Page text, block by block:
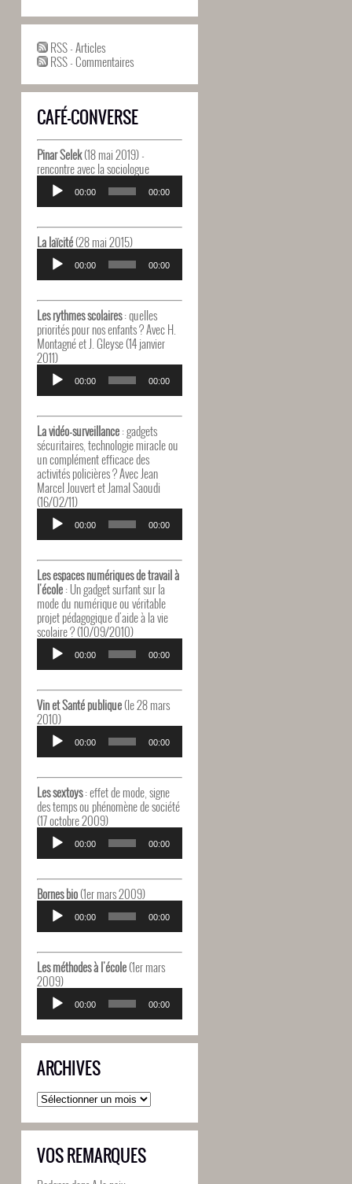
RSS - Articles
RSS - Commentaires
CAFÉ-CONVERSE
Pinar Selek(18 mai 2019) -
rencontre avec la sociologue
Lecteur
audio
00:00 00:00
La laïcité(28 mai 2015)
Lecteur
audio
00:00 00:00
Les rythmes scolaires: quelles
priorités pour nos enfants ? Avec H.
Montagné et J. Gleyse (14 janvier
2011)
Lecteur
audio
00:00 00:00
La vidéo-surveillance: gadgets
sécuritaires, technologie miracle ou
un complément efficace des
activités policières ? Avec Jean
Marcel Jouvert et Jamal Saoudi
(16/02/11)
Lecteur
audio
00:00 00:00
Les espaces numériques de travail à
l'école: Un gadget surfant sur la
mode du numérique ou véritable
projet pédagogique d'aide à la vie
scolaire ? (10/09/2010)
Lecteur
audio
00:00 00:00
Vin et Santé publique(le 28 mars
2010)
Lecteur
audio
00:00 00:00
Les sextoys: effet de mode, signe
des temps ou phénomène de société
(17 octobre 2009)
Lecteur
audio
00:00 00:00
Bornes bio(1er mars 2009)
Lecteur
audio
00:00 00:00
Les méthodes à l'école(1er mars
2009)
Lecteur
audio
00:00 00:00
ARCHIVES
Archives
VOS REMARQUES